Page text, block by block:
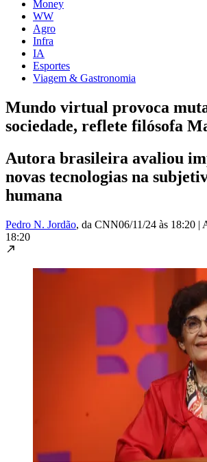
Money
WW
Agro
Infra
IA
Esportes
Viagem & Gastronomia
Mundo virtual provoca
sociedade, reflete filósofa
Autora brasileira avaliou
novas tecnologias na
humana
Pedro N. Jordão, da CNN06/11/24 às 18:20 |
18:20